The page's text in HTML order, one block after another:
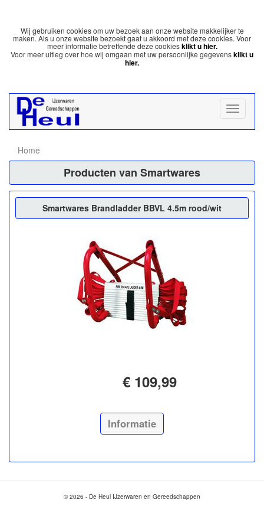
Wij gebruiken cookies om uw bezoek aan onze website makkelijker te
maken. Als u onze website bezoekt gaat u akkoord met deze cookies. Voor
meer informatie betreffende deze cookiesklikt u hier.
Voor meer uitleg over hoe wij omgaan met uw persoonlijke gegevensklikt u
hier.
Home
Producten van Smartwares
Smartwares Brandladder BBVL 4.5m rood/wit
€ 109,99
Informatie
© 2026 - De Heul IJzerwaren en Gereedschappen